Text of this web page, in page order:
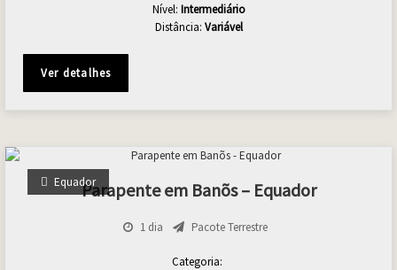
Nível: Intermediário
Distância: Variável
Ver detalhes
EquadorParapente em Banõs – Equador
1 dia Pacote Terrestre
Categoria: